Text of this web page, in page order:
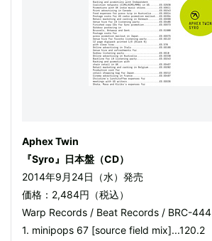
Aphex Twin
『Syro』日本盤（CD）
2014年9月24日（水）発売
価格：2,484円（税込）
Warp Records / Beat Records / BRC-444
1. minipops 67 [source field mix]...120.2